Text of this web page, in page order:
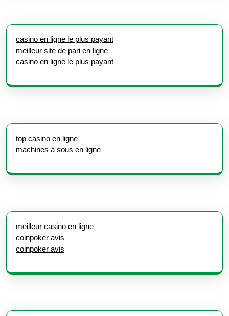
casino en ligne le plus payant
meilleur site de pari en ligne
casino en ligne le plus payant
top casino en ligne
machines à sous en ligne
meilleur casino en ligne
coinpoker avis
coinpoker avis